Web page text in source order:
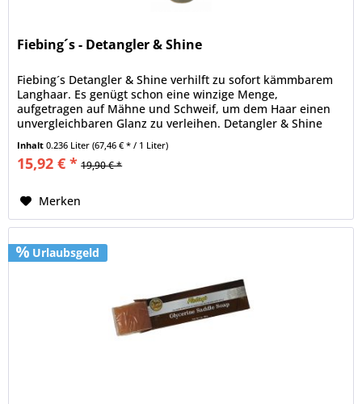
Fiebing´s - Detangler & Shine
Fiebing´s Detangler & Shine verhilft zu sofort kämmbarem
Langhaar. Es genügt schon eine winzige Menge,
aufgetragen auf Mähne und Schweif, um dem Haar einen
unvergleichbaren Glanz zu verleihen. Detangler & Shine
kann auf nassem und...
Inhalt0.236 Liter(67,46 € * / 1 Liter)
15,92 € * 19,90 € *
Merken
Urlaubsgeld